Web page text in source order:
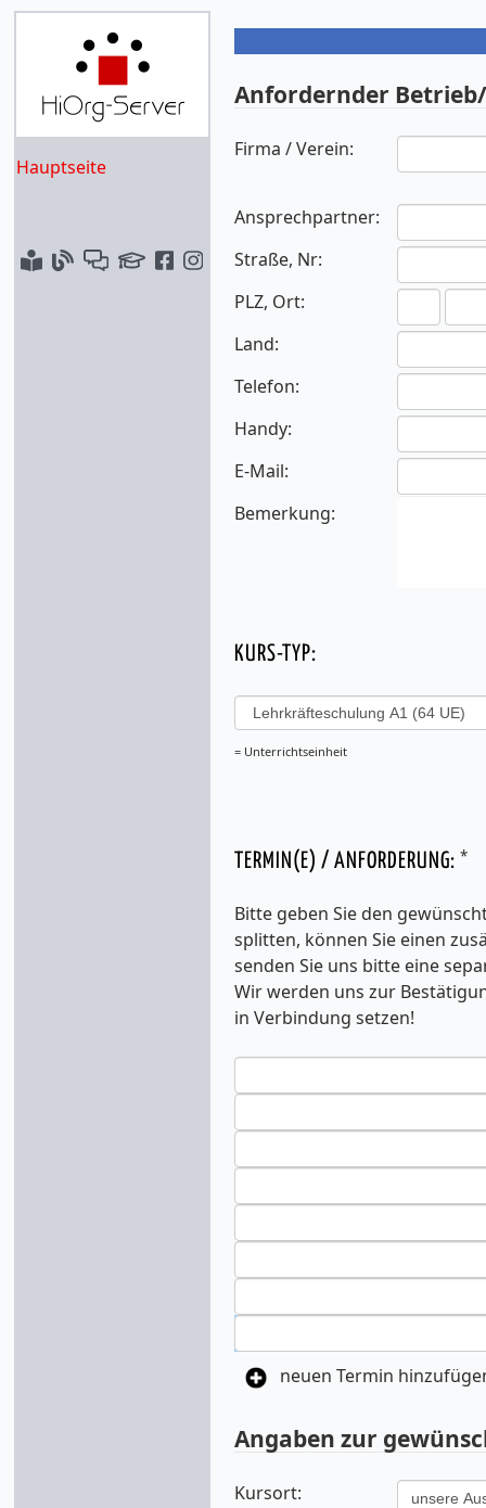
Hauptseite
Anfordernder
Firma / Verein:
Ansprechpartner:
Straße, Nr:
PLZ, Ort:
Land:
Telefon:
Handy:
E-Mail:
Bemerkung:
KURS-TYP:
= Unterrichtseinheit
TERMIN(E) / ANFORDERUNG: *
Bitte geben Sie den
splitten, können Sie einen
senden Sie uns bitte eine
Wir werden uns zur
in Verbindung setzen!
neuen Termin
Angaben zur
Kursort: